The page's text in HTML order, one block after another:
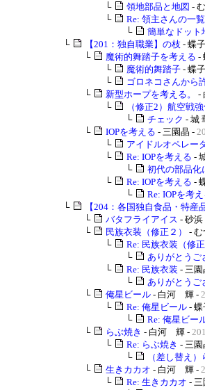
└
領地部品と地図 -
└
Re: 領主さんの一覧
└
簡単なドット
└
【201：独自職業】の枝 - 蝶
└
魔術的舞踏子を考える -
└
魔術的舞踏子 - 蝶
└
ゴロネコさんから
└
新型ホープを考える。 -
└
（修正2）航空戦
└
チェック - 城
└
IOPを考える - 三園晶 -
└
アイドルオペレー
└
Re: IOPを考える -
└
初代の部品化
└
Re: IOPを考える -
└
Re: IOPを考
└
【204：各国独自食品・特産
└
バタフライアイス - 砂浜
└
民族衣装（修正２） - む
└
Re: 民族衣装（修正
└
ありがとうご
└
Re: 民族衣装 - 三園
└
ありがとうご
└
俺星ビール - 白河 輝 -
└
Re: 俺星ビール - 蝶
└
Re: 俺星ビー
└
らぶ焼き - 白河 輝 -
└
Re: らぶ焼き - 三園
└
（差し替え）
└
生きカカオ - 白河 輝 -
└
Re: 生きカカオ - 三